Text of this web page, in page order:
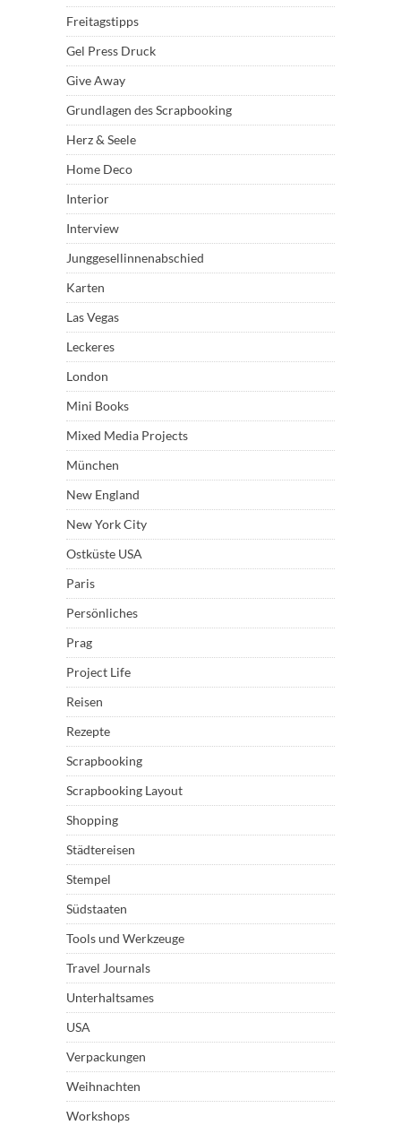
Freitagstipps
Gel Press Druck
Give Away
Grundlagen des Scrapbooking
Herz & Seele
Home Deco
Interior
Interview
Junggesellinnenabschied
Karten
Las Vegas
Leckeres
London
Mini Books
Mixed Media Projects
München
New England
New York City
Ostküste USA
Paris
Persönliches
Prag
Project Life
Reisen
Rezepte
Scrapbooking
Scrapbooking Layout
Shopping
Städtereisen
Stempel
Südstaaten
Tools und Werkzeuge
Travel Journals
Unterhaltsames
USA
Verpackungen
Weihnachten
Workshops